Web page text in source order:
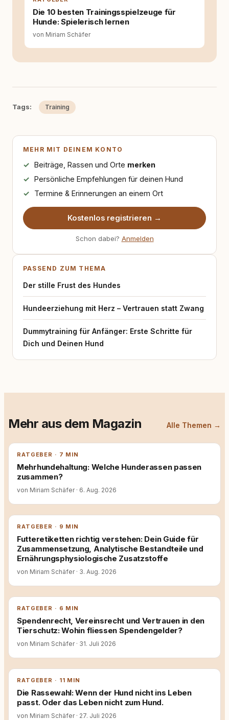
Die 10 besten Trainingsspielzeuge für
Hunde: Spielerisch lernen
von Miriam Schäfer
Tags: Training
MEHR MIT DEINEM KONTO
Beiträge, Rassen und Orte merken
Persönliche Empfehlungen für deinen Hund
Termine & Erinnerungen an einem Ort
Kostenlos registrieren →
Schon dabei? Anmelden
PASSEND ZUM THEMA
Der stille Frust des Hundes
Hundeerziehung mit Herz – Vertrauen statt Zwang
Dummytraining für Anfänger: Erste Schritte für
Dich und Deinen Hund
Mehr aus dem Magazin Alle Themen →
RATGEBER · 7 MIN
Mehrhundehaltung: Welche Hunderassen passen
zusammen?
von Miriam Schäfer · 6. Aug. 2026
RATGEBER · 9 MIN
Futteretiketten richtig verstehen: Dein Guide für
Zusammensetzung, Analytische Bestandteile und
Ernährungsphysiologische Zusatzstoffe
von Miriam Schäfer · 3. Aug. 2026
RATGEBER · 6 MIN
Spendenrecht, Vereinsrecht und Vertrauen in den
Tierschutz: Wohin fliessen Spendengelder?
von Miriam Schäfer · 31. Juli 2026
RATGEBER · 11 MIN
Die Rassewahl: Wenn der Hund nicht ins Leben
passt. Oder das Leben nicht zum Hund.
von Miriam Schäfer · 27. Juli 2026